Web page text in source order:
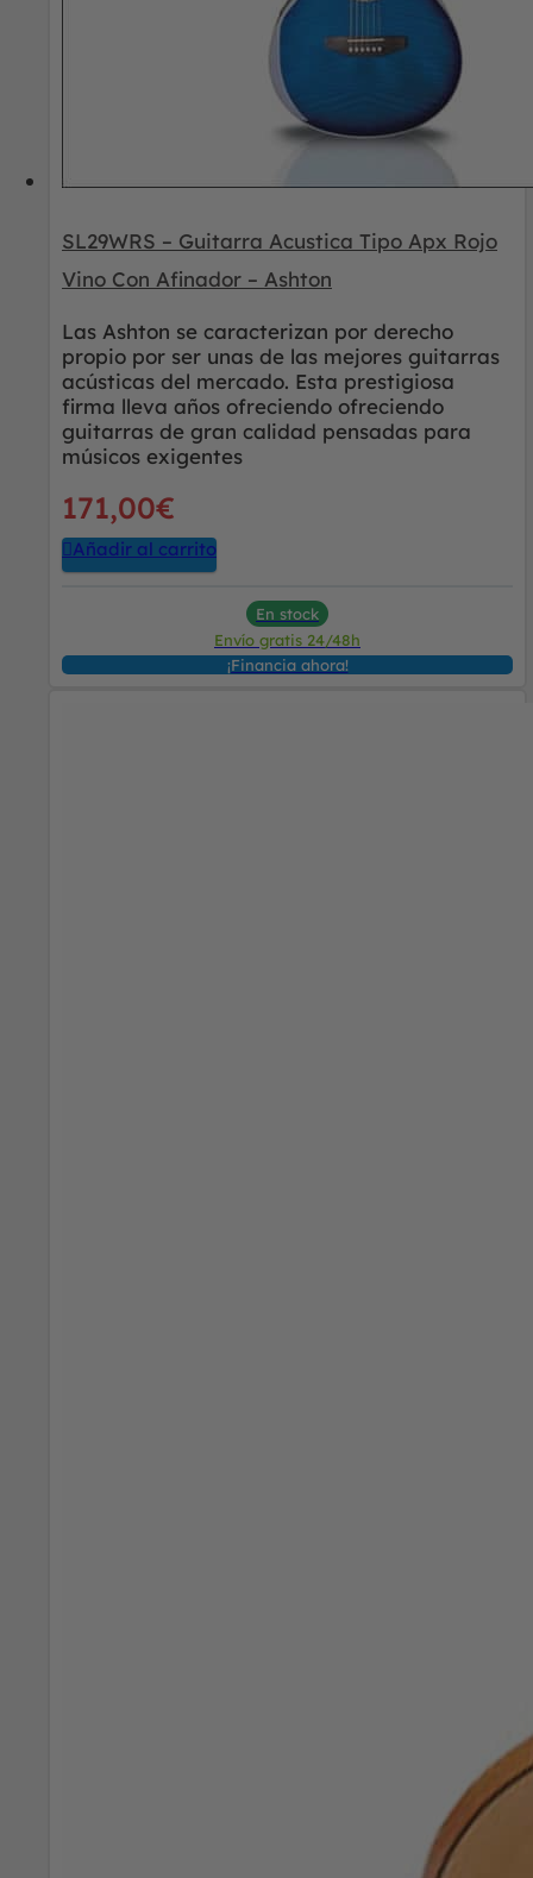
SL29WRS – Guitarra Acustica Tipo Apx Rojo
Vino Con Afinador – Ashton
Las Ashton se caracterizan por derecho
propio por ser unas de las mejores guitarras
acústicas del mercado. Esta prestigiosa
firma lleva años ofreciendo ofreciendo
guitarras de gran calidad pensadas para
músicos exigentes
171,00€
Añadir al carrito
En stock
Envío gratis 24/48h
¡Financia ahora!